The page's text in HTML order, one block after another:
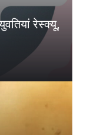
रेस्क्यू,